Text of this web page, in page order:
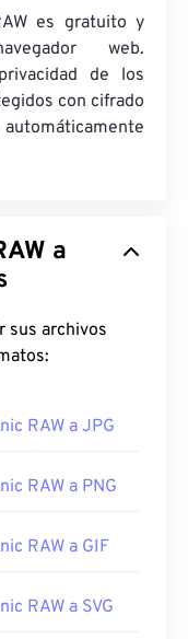
es gratuito y
web.
de los
con cifrado
sus archivos
RAW a JPG
RAW a PNG
RAW a GIF
RAW a SVG